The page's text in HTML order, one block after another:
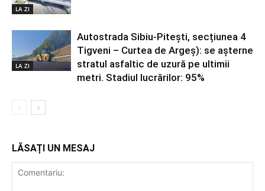
LA ZI
LA ZI
Autostrada Sibiu-Pitești, secțiunea 4
Tigveni – Curtea de Argeș): se așterne
stratul asfaltic de uzură pe ultimii
metri. Stadiul lucrărilor: 95%
LĂSAȚI UN MESAJ